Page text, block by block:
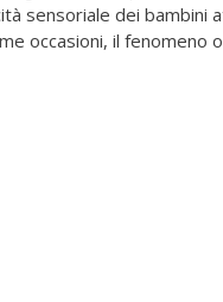
sensoriale dei
occasioni, il fenomeno